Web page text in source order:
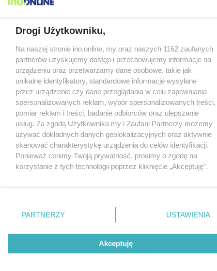
Drogi Użytkowniku,
Na naszej stronie ino.online, my oraz naszych 1162 zaufanych
partnerów uzyskujemy dostęp i przechowujemy informacje na
urządzeniu oraz przetwarzamy dane osobowe, takie jak
unikalne identyfikatory, standardowe informacje wysyłane
przez urządzenie czy dane przeglądania w celu zapewniania
spersonalizowanych reklam, wybór spersonalizowanych treści,
pomiar reklam i treści, badanie odbiorców oraz ulepszanie
usług. Za zgodą Użytkownika my i Zaufani Partnerzy możemy
używać dokładnych danych geolokalizacyjnych oraz aktywnie
skanować charakterystykę urządzenia do celów identyfikacji.
Ponieważ cenimy Twoją prywatność, prosimy o zgodę na
korzystanie z tych technologii poprzez kliknięcie „Akceptuję”.
nie wymagają zgody użytkownika, ale masz prawo sprzeciwić
się takiemu przetwarzaniu. Preferencje będą miały
Zapoznaj się z poniższymi informacjami, abyś mógł świadomie
PARTNERZY USTAWIENIA
Akceptuję